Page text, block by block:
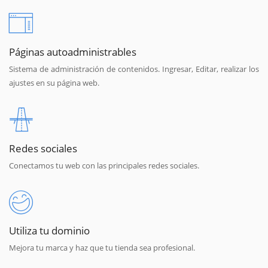
Páginas autoadministrables
Sistema de administración de contenidos. Ingresar, Editar, realizar los
ajustes en su página web.
Redes sociales
Conectamos tu web con las principales redes sociales.
Utiliza tu dominio
Mejora tu marca y haz que tu tienda sea profesional.